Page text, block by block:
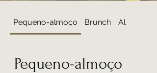
Pequeno-almoço Brunch Almoço
Pequeno-almoço